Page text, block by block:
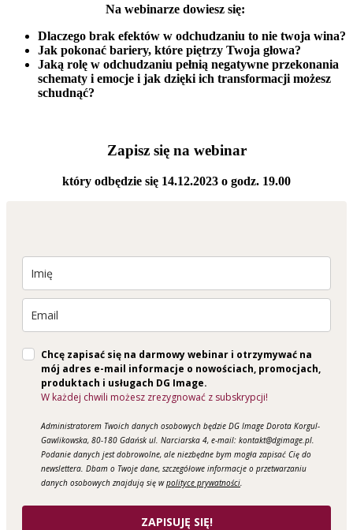
Na webinarze dowiesz się:
Dlaczego brak efektów w odchudzaniu to nie twoja wina?
Jak pokonać bariery, które piętrzy Twoja głowa?
Jaką rolę w odchudzaniu pełnią negatywne przekonania
schematy i emocje i jak dzięki ich transformacji możesz
schudnąć?
Zapisz się na webinar
który odbędzie się 14.12.2023 o godz. 19.00
Chcę zapisać się na darmowy webinar i otrzymywać na
mój adres e-mail informacje o nowościach, promocjach,
produktach i usługach DG Image.
W każdej chwili możesz zrezygnować z subskrypcji!
Administratorem Twoich danych osobowych będzie DG Image Dorota Korgul-
Gawlikowska, 80-180 Gdańsk ul. Narciarska 4, e-mail: kontakt@dgimage.pl.
Podanie danych jest dobrowolne, ale niezbędne bym mogła zapisać Cię do
newslettera. Dbam o Twoje dane, szczegółowe informacje o przetwarzaniu
danych osobowych znajdują się wpolityce prywatności.
ZAPISUJĘ SIĘ!